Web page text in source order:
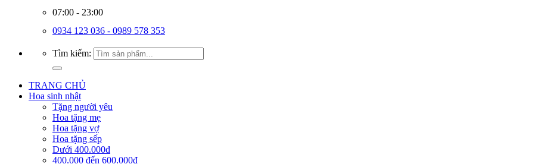
07:00 - 23:00
0934 123 036 - 0989 578 353
Tìm kiếm:
TRANG CHỦ
Hoa sinh nhật
Tặng người yêu
Hoa tặng mẹ
Hoa tặng vợ
Hoa tặng sếp
Dưới 400.000đ
400.000 đến 600.000đ